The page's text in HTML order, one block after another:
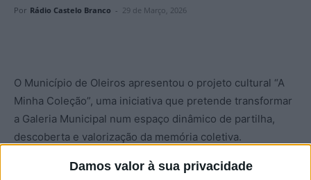
Damos valor à sua privacidade
Por Rádio Castelo Branco - 29 de Março, 2026
O Município de Oleiros apresentou o projeto cultural “A
Minha Coleção”, uma iniciativa que pretende transformar
a Galeria Municipal num espaço dinâmico de partilha,
descoberta e valorização da memória coletiva.
Ao longo do ano, o espaço vai estar aberto à participação